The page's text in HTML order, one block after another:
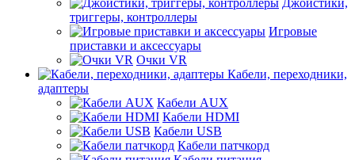
Джойстики,
триггеры, контроллеры
Игровые
приставки и аксессуары
Очки VR
Кабели, переходники,
адаптеры
Кабели AUX
Кабели HDMI
Кабели USB
Кабели патчкорд